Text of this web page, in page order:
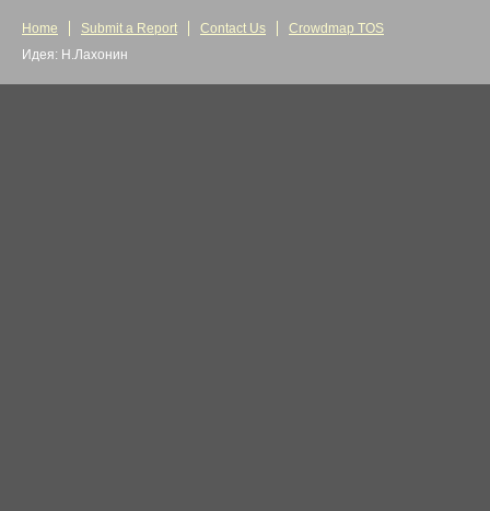
Home Submit a Report Contact Us
Crowdmap TOS
Идея: Н.Лахонин